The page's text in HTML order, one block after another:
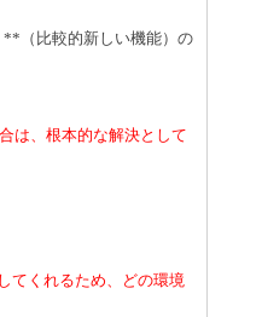
（比較的新しい機能）の
は、根本的な解決として
てくれるため、どの環境